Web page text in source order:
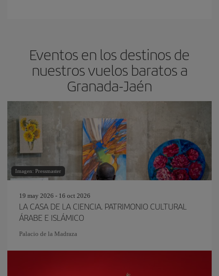
Eventos en los destinos de
nuestros vuelos baratos a
Granada-Jaén
Imagen: Pressmaster
19 may 2026 - 16 oct 2026
LA CASA DE LA CIENCIA. PATRIMONIO CULTURAL
ÁRABE E ISLÁMICO
Palacio de la Madraza